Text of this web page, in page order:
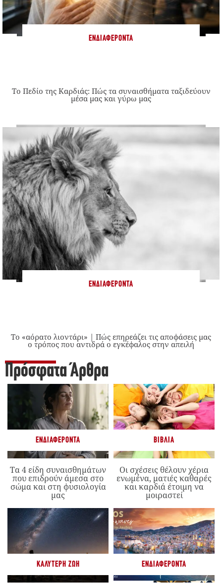
ΕΝΔΙΑΦΈΡΟΝΤΑ
Το Πεδίο της Καρδιάς: Πώς τα συναισθήματα ταξιδεύουν
μέσα μας και γύρω μας
ΕΝΔΙΑΦΈΡΟΝΤΑ
Το «αόρατο λιοντάρι» | Πώς επηρεάζει τις αποφάσεις μας
ο τρόπος που αντιδρά ο εγκέφαλος στην απειλή
Πρόσφατα Άρθρα
ΕΝΔΙΑΦΈΡΟΝΤΑ
Τα 4 είδη συναισθημάτων
που επιδρούν άμεσα στο
σώμα και στη φυσιολογία
μας
ΒΙΒΛΊΑ
Οι σχέσεις θέλουν χέρια
ενωμένα, ματιές καθαρές
και καρδιά έτοιμη να
μοιραστεί
ΚΑΛΎΤΕΡΗ ΖΩΉ ΕΝΔΙΑΦΈΡΟΝΤΑ